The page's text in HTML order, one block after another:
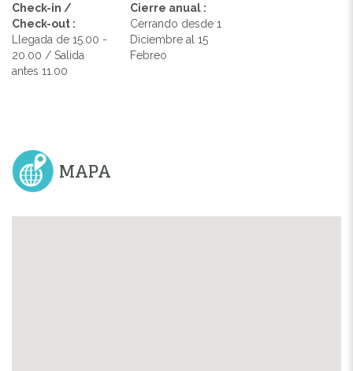
Check-in /
Check-out :
Llegada de 15.00 -
20.00 / Salida
antes 11.00
Cierre anual :
Cerrando desde 1
Diciembre al 15
Febreo
MAPA